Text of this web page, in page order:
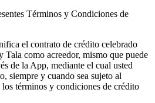
Términos y Condiciones de
el contrato de crédito celebrado
Tala como acreedor, mismo que puede
de la App, mediante el cual usted
siempre y cuando sea sujeto al
términos y condiciones de crédito